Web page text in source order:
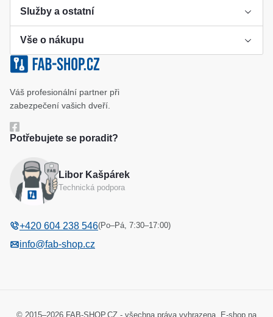
Služby a ostatní
Výroba klíče
Klíčové systémy
Katalog
Vše o nákupu
Cookies a podmínky používání
Ochrana osobních údajů
Odstoupení od kupní smlouvy
Váš profesionální partner při
zabezpečení vašich dveří.
Potřebujete se poradit?
Libor Kašpárek
Technická podpora
+420 604 238 546(Po–Pá, 7:30–17:00)
info@fab-shop.cz
© 2015–2026 FAB-SHOP.CZ - všechna práva vyhrazena. E-shop na